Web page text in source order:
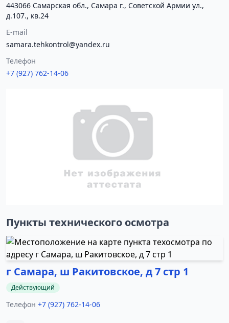
443066 Самарская обл., Самара г., Советской Армии ул.,
д.107., кв.24
E-mail
samara.tehkontrol@yandex.ru
Телефон
+7 (927) 762-14-06
Пункты технического осмотра
г Самара, ш Ракитовское, д 7 стр 1
Действующий
Телефон +7 (927) 762-14-06